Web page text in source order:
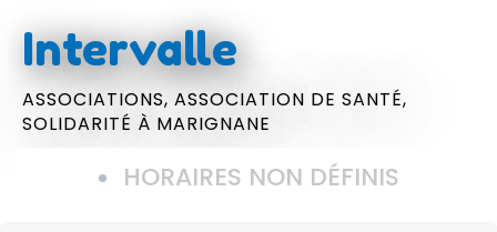
Intervalle
ASSOCIATIONS, ASSOCIATION DE SANTÉ,
SOLIDARITÉ À MARIGNANE
HORAIRES NON DÉFINIS